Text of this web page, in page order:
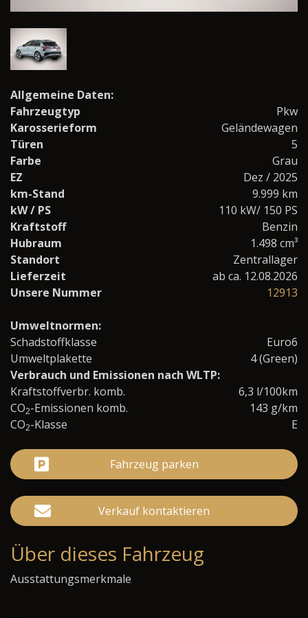
Allgemeine Daten:
Fahrzeugtyp
Pkw
Karosserieform
Geländewagen
Türen
5
Farbe
Grau
EZ
Dez / 2025
km-Stand
9.999 km
kW / PS
110 kW/ 150 PS
Kraftstoff
Benzin
Hubraum
1.498 cm³
Standort
Zentrallager
Lieferzeit
ab ca. 12.08.2026
Unsere Nummer
12913
Umweltnormen:
Schadstoffklasse
Euro6
Umweltplakette
4 (Green)
Verbrauch und Emissionen nach WLTP:
Kraftstoffverbr. komb.
6,3 l/100km
CO2-Emissionen komb.
143 g/km
CO2-Klasse E
Fahrzeug parken
Verkauf kontaktieren
Über dieses Fahrzeug
Ausstattungsmerkmale